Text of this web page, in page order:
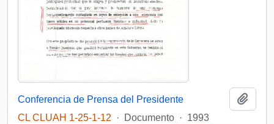
Conferencia de Prensa del Presidente
CL CLUAH 1-25-1-12
· Documento · 1993